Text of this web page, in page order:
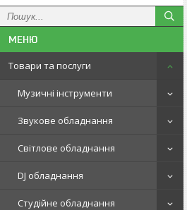
Товари та послуги
Музичні інструменти
Звукове обладнання
Світлове обладнання
DJ обладнання
Студійне обладнання